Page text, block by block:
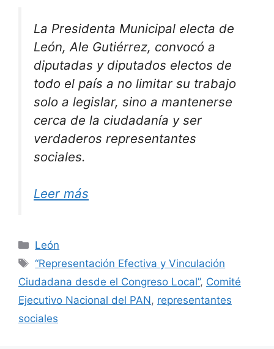
La Presidenta Municipal electa de
León, Ale Gutiérrez, convocó a
diputadas y diputados electos de
todo el país a no limitar su trabajo
solo a legislar, sino a mantenerse
cerca de la ciudadanía y ser
verdaderos representantes
sociales.
Leer más
Categorías
León
Etiquetas
“Representación Efectiva y Vinculación
Ciudadana desde el Congreso Local”, Comité
Ejecutivo Nacional del PAN, representantes
sociales